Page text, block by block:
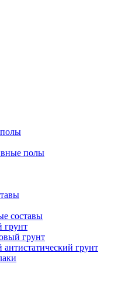
полы
составы
грунт
грунт
грунт